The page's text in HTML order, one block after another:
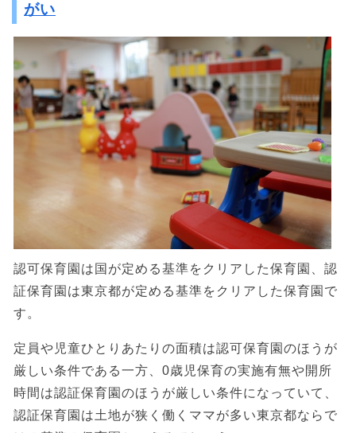
がい
認可保育園は国が定める基準をクリアした保育園、認
証保育園は東京都が定める基準をクリアした保育園で
す。
定員や児童ひとりあたりの面積は認可保育園のほうが
厳しい条件である一方、0歳児保育の実施有無や開所
時間は認証保育園のほうが厳しい条件になっていて、
認証保育園は土地が狭く働くママが多い東京都ならで